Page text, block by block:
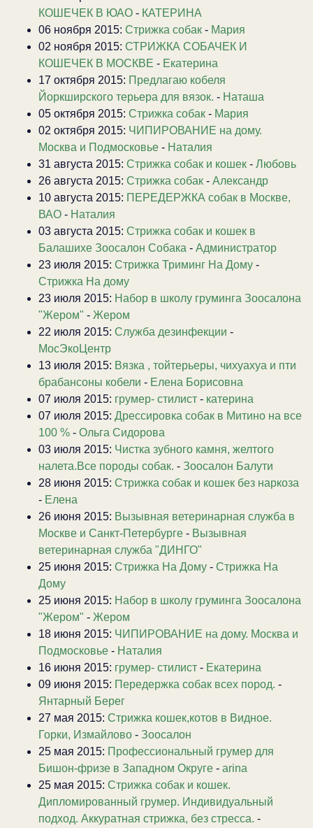
КОШЕЧЕК В ЮАО - КАТЕРИНА
06 ноября 2015: Стрижка собак - Мария
02 ноября 2015: СТРИЖКА СОБАЧЕК И
КОШЕЧЕК В МОСКВЕ - Екатерина
17 октября 2015: Предлагаю кобеля
Йоркширского терьера для вязок. - Наташа
05 октября 2015: Стрижка собак - Мария
02 октября 2015: ЧИПИРОВАНИЕ на дому.
Москва и Подмосковье - Наталия
31 августа 2015: Стрижка собак и кошек - Любовь
26 августа 2015: Стрижка собак - Александр
10 августа 2015: ПЕРЕДЕРЖКА собак в Москве,
ВАО - Наталия
03 августа 2015: Стрижка собак и кошек в
Балашихе Зоосалон Собака - Администратор
23 июля 2015: Стрижка Триминг На Дому -
Стрижка На дому
23 июля 2015: Набор в школу груминга Зоосалона
"Жером" - Жером
22 июля 2015: Служба дезинфекции -
МосЭкоЦентр
13 июля 2015: Вязка , тойтерьеры, чихуахуа и пти
брабансоны кобели - Елена Борисовна
07 июля 2015: грумер- стилист - катерина
07 июля 2015: Дрессировка собак в Митино на все
100 % - Ольга Сидорова
03 июля 2015: Чистка зубного камня, желтого
налета.Все породы собак. - Зоосалон Балути
28 июня 2015: Стрижка собак и кошек без наркоза
- Елена
26 июня 2015: Вызывная ветеринарная служба в
Москве и Санкт-Петербурге - Вызывная
ветеринарная служба "ДИНГО"
25 июня 2015: Стрижка На Дому - Стрижка На
Дому
25 июня 2015: Набор в школу груминга Зоосалона
"Жером" - Жером
18 июня 2015: ЧИПИРОВАНИЕ на дому. Москва и
Подмосковье - Наталия
16 июня 2015: грумер- стилист - Екатерина
09 июня 2015: Передержка собак всех пород. -
Янтарный Берег
27 мая 2015: Стрижка кошек,котов в Видное.
Горки, Измайлово - Зоосалон
25 мая 2015: Профессиональный грумер для
Бишон-фризе в Западном Округе - arina
25 мая 2015: Стрижка собак и кошек.
Дипломированный грумер. Индивидуальный
подход. Аккуратная стрижка, без стресса. -